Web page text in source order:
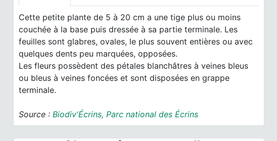
Cette petite plante de 5 à 20 cm a une tige plus ou moins
couchée à la base puis dressée à sa partie terminale. Les
feuilles sont glabres, ovales, le plus souvent entières ou avec
quelques dents peu marquées, opposées.
Les fleurs possèdent des pétales blanchâtres à veines bleus
ou bleus à veines foncées et sont disposées en grappe
terminale.
Source :Biodiv'Écrins, Parc national des Écrins